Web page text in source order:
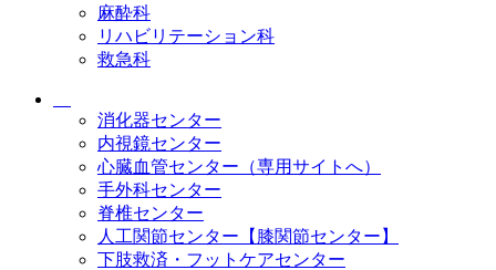
麻酔科
リハビリテーション科
救急科
消化器センター
内視鏡センター
心臓血管センター（専用サイトへ）
手外科センター
脊椎センター
人工関節センター【膝関節センター】
下肢救済・フットケアセンター